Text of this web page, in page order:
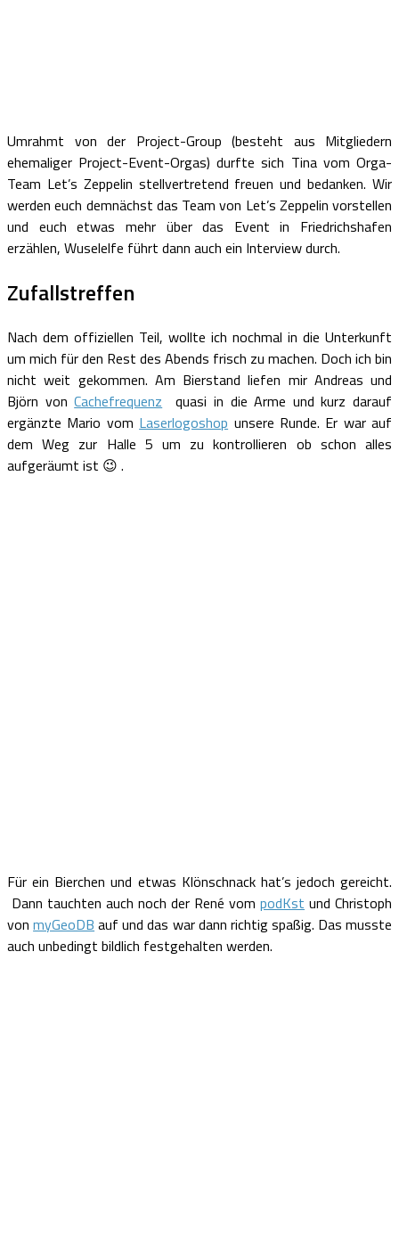
Umrahmt von der Project-Group (besteht aus Mitgliedern
ehemaliger Project-Event-Orgas) durfte sich Tina vom Orga-
Team Let’s Zeppelin stellvertretend freuen und bedanken. Wir
werden euch demnächst das Team von Let’s Zeppelin vorstellen
und euch etwas mehr über das Event in Friedrichshafen
erzählen, Wuselelfe führt dann auch ein Interview durch.
Zufallstreffen
Nach dem offiziellen Teil, wollte ich nochmal in die Unterkunft
um mich für den Rest des Abends frisch zu machen. Doch ich bin
nicht weit gekommen. Am Bierstand liefen mir Andreas und
Björn vonCachefrequenz quasi in die Arme und kurz darauf
ergänzte Mario vom Laserlogoshop unsere Runde. Er war auf
dem Weg zur Halle 5 um zu kontrollieren ob schon alles
aufgeräumt ist 😉 .
Für ein Bierchen und etwas Klönschnack hat’s jedoch gereicht.
Dann tauchten auch noch der René vom podKst und Christoph
vonmyGeoDB auf und das war dann richtig spaßig. Das musste
auch unbedingt bildlich festgehalten werden.